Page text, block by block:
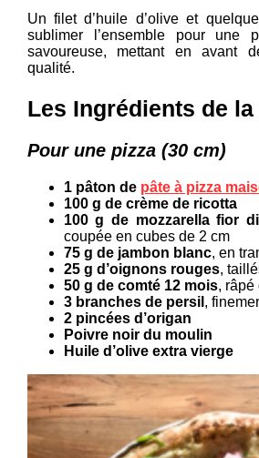
Un filet d’huile d’olive et
sublimer l’ensemble pour une
savoureuse, mettant en avant
qualité.
Les Ingrédients de
Pour une pizza (30 cm)
1 pâton de pâte à pizza
100 g de crème de ricotta
100 g de mozzarella fior
coupée en cubes de 2 cm
75 g de jambon blanc, en
25 g d’oignons rouges,
50 g de comté 12 mois, râpé
3 branches de persil ,
2 pincées d’origan
Poivre noir du moulin
Huile d’olive extra vierge